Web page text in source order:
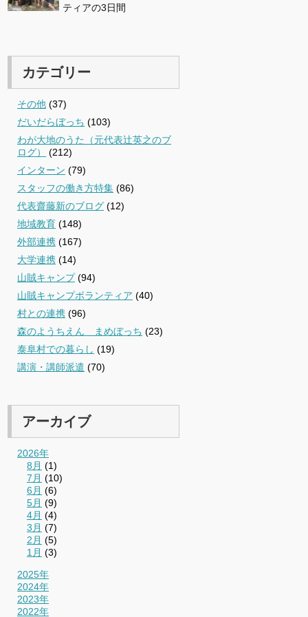
ティアの3日間
カテゴリー
その他 (37)
だいだらぼっち (103)
わが大地のうた（元代表辻英之のブ
ログ）
(212)
インターン (79)
スタッフの働き方特集 (86)
代表齋藤新のブログ (12)
地域教育 (148)
外部連携 (167)
大学連携 (14)
山賊キャンプ(94)
山賊キャンプボランティア (40)
村との連携 (96)
森のようちえん まめぼっち (23)
泰阜村での暮らし (19)
講演・講師派遣 (70)
アーカイブ
2026年
8月 (1)
7月 (10)
6月 (6)
5月 (9)
4月 (4)
3月 (7)
2月 (5)
1月 (3)
2025年
2024年
2023年
2022年